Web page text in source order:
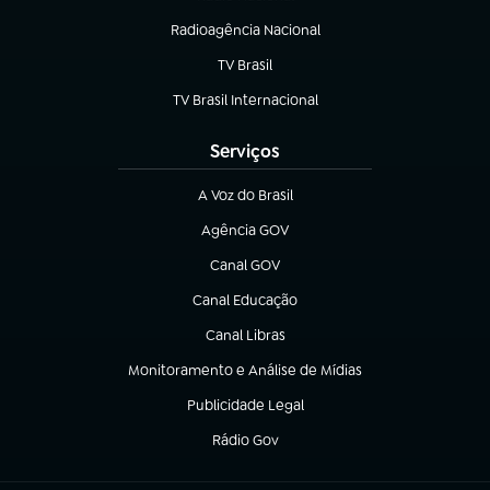
Radioagência Nacional
(abre em nova aba)
TV Brasil
(abre em nova aba)
TV Brasil Internacional
(abre em nova aba)
Serviços
A Voz do Brasil
(abre em nova aba)
Agência GOV
(abre em nova aba)
Canal GOV
(abre em nova aba)
Canal Educação
(abre em nova aba)
Canal Libras
(abre em nova aba)
Monitoramento e Análise de Mídias
(abre em nova aba)
Publicidade Legal
(abre em nova aba)
Rádio Gov
(abre em nova aba)